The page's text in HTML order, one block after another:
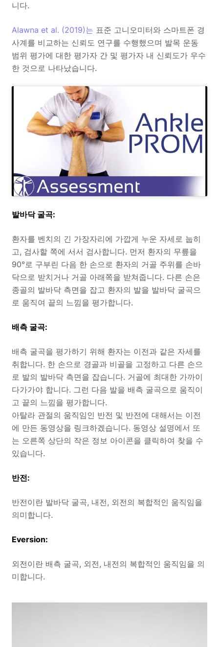
니다.
Alawna et al. (2019)는 표준 고니오미터와 스마트폰 경
사계를 비교하는 신뢰도 연구를 수행했으며 발목 운동
범위 평가에 대한 평가자 간 및 평가자 내 신뢰도가 우수
한 것으로 나타났습니다.
발바닥 굴곡:
환자를 벤치의 긴 가장자리에 가깝게 누운 자세로 눕히
고, 검사할 쪽에 서서 검사합니다. 먼저 환자의 무릎을
90°로 구부린 다음 한 손으로 환자의 거골 주위를 손바
닥으로 받치거나 거골 아래쪽을 받쳐줍니다. 다른 손은
종골의 발바닥 측면을 잡고 환자의 발을 발바닥 굴곡으
로 움직여 끝의 느낌을 평가합니다.
배측 굴곡:
배측 굴곡을 평가하기 위해 환자는 이전과 같은 자세를
취합니다. 한 손으로 경골과 비골을 고정하고 다른 손으
로 발의 발바닥 측면을 잡습니다. 거골에 최대한 가까이
다가가야 합니다. 그런 다음 발을 배측 굴곡으로 움직이
고 끝의 느낌을 평가합니다.
아탈라 관절의 움직임인 반전 및 반전에 대해서는 이전
에 만든 동영상을 링크하겠습니다. 동영상 설명에서 또
는 오른쪽 상단의 작은 정보 아이콘을 클릭하여 찾을 수
있습니다.
반전:
반전이란 발바닥 굴곡, 내전, 외전의 복합적인 움직임을
의미합니다.
Eversion:
외전이란 배측 굴곡, 외전, 내전의 복합적인 움직임을 의
미합니다.